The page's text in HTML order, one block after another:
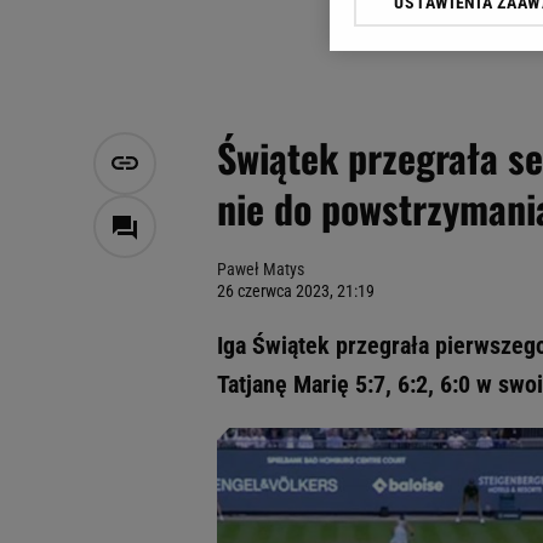
Świątek przegrała
nie do
Paweł Matys
26 czerwca 2023, 21:19
Iga Świątek przegrała
Tatjanę Marię 5:7, 6:2, 6:0 w
Klikając „Akceptuję”
Zaufanych Partnerów i
My, nasi Zaufani
Użycie dokładnych
Przechowywanie